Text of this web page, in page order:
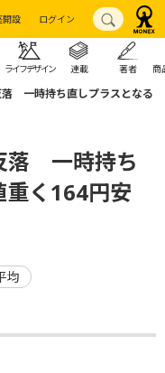
開設 ログイン
ライフデザイン 連載 著者 商
落 一時持ち直しプラスとなる
落 一時持ち
重く164円安
均